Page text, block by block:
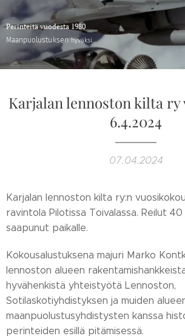
Perinteitä vuodesta 1980
Maanpuolustuksenhyväksi
Karjalan lennoston kilta ry
6.4.2024
07.04.2024
Karjalan lennoston kilta ry:n
ravintola Pilotissa Toivalassa. Reilut 40
saapunut paikalle.
Kokousalustuksena majuri Marko
lennoston alueen
hyvähenkistä yhteistyötä Lennoston,
Sotilaskotiyhdistyksen ja muiden
maanpuolustusyhdistysten kanssa
perinteiden esillä pitämisessä.